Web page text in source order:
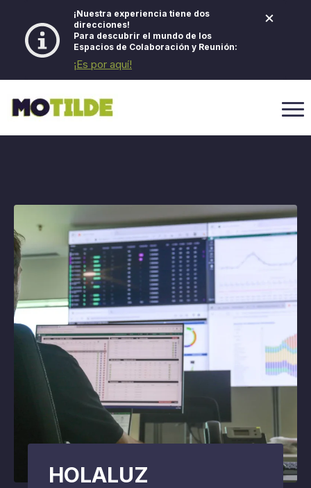
¡Nuestra experiencia tiene dos
direcciones!
Para descubrir el mundo de los
Espacios de Colaboración y Reunión:
¡Es por aquí!
×
HOLALUZ